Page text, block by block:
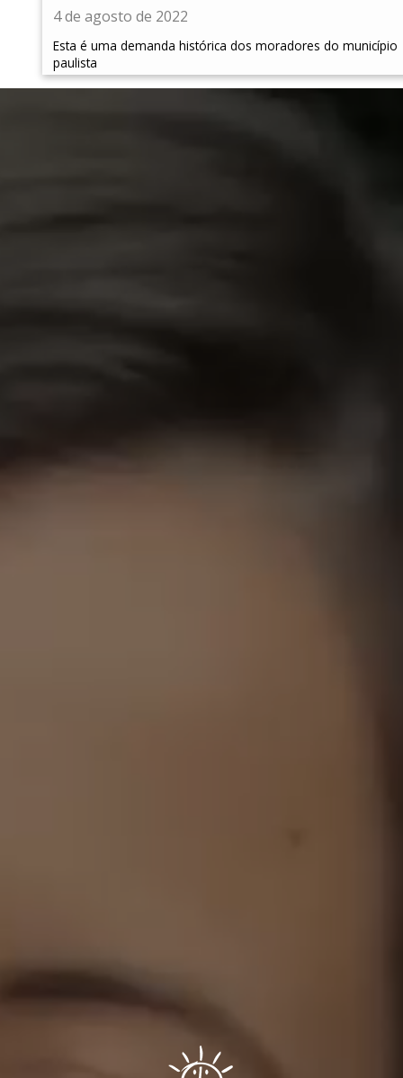
4 de agosto de 2022
Esta é uma demanda histórica dos moradores do município
paulista